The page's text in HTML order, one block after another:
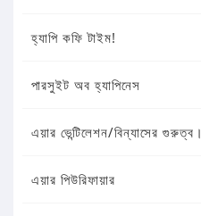
হ্যাপি কফি টাইম!
পারসুইট অব হ্যাপিনেস
এয়ার ভেন্টিলেশন/বিন্যাসের গুরুত্ব।
এয়ার পিউরিফায়ার